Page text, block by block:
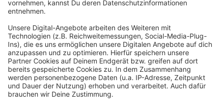
Weitere Meldungen aus Leverkusen
Anzeige
Weihnachtsaktion: Friedensboxen für Kinder in Nikopol
Arbeitsagentur: In Leverkusen fehlen vor allem